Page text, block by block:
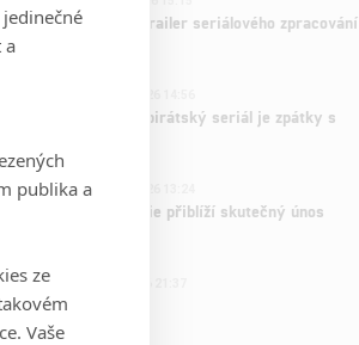
Potter: První trailer seriálového zpracování
venku
One Piece: Oblíbený pirátský seriál je zpátky s
2ČLÁNEK | 15.03.2026 13:24
Nová dramatická série přiblíží skutečný únos
1OSOBA | 15.02.2026 21:37
Sandler
a
publika a
ze
Vaše